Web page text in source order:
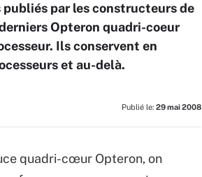
par les constructeurs de
Opteron quadri-coeur
Ils conservent en
et au-delà.
Publié le: 29 mai 2008
quadri-cœur Opteron, on